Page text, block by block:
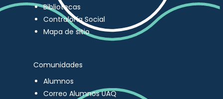
Bibliotecas
Contraloría Social
Mapa de sitio
Comunidades
Alumnos
Correo Alumnos UAQ